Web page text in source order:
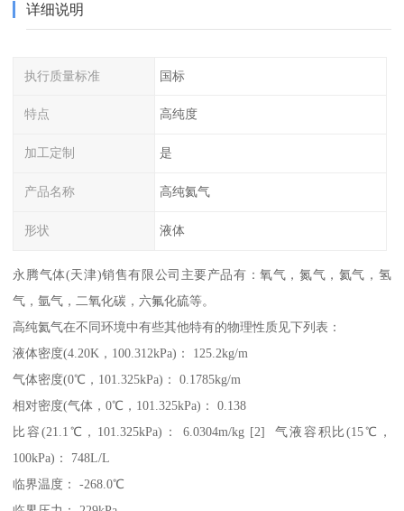
详细说明
执行质量标准 国标
特点 高纯度
加工定制 是
产品名称 高纯氦气
形状 液体
永腾气体(天津)销售有限公司主要产品有：氧气，氮气，氦气，氢
气，氩气，二氧化碳，六氟化硫等。
高纯氦气在不同环境中有些其他特有的物理性质见下列表：
液体密度(4.20K，100.312kPa)： 125.2kg/m
气体密度(0℃，101.325kPa)： 0.1785kg/m
相对密度(气体，0℃，101.325kPa)： 0.138
比容(21.1℃，101.325kPa)： 6.0304m/kg [2] 气液容积比(15℃，
100kPa)： 748L/L
临界温度： -268.0℃